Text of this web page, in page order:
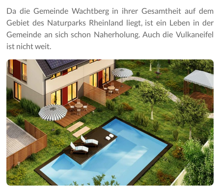
Da die Gemeinde Wachtberg in ihrer Gesamtheit auf dem
Gebiet des Naturparks Rheinland liegt, ist ein Leben in der
Gemeinde an sich schon Naherholung. Auch die Vulkaneifel
ist nicht weit.